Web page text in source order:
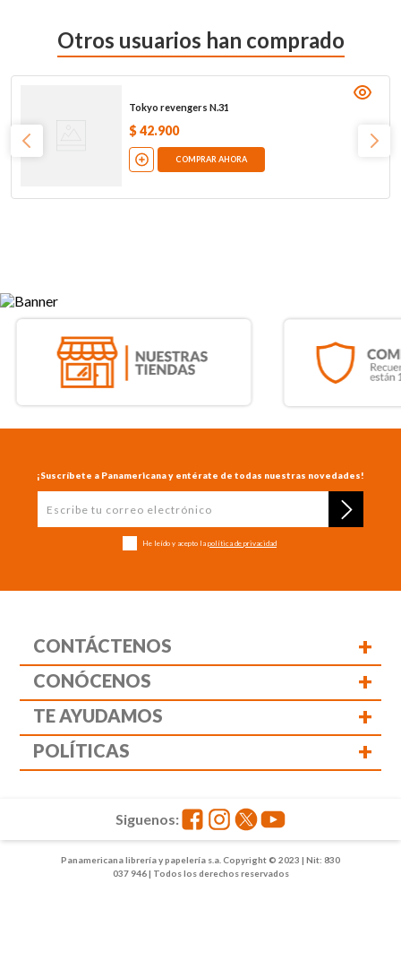
Otros usuarios han comprado
Tokyo revengers N.31
$ 42.900
COMPRAR AHORA
¡Suscríbete a Panamericana y entérate de todas nuestras novedades!
He leído y acepto la política de privacidad
CONTÁCTENOS +
CONÓCENOS +
TE AYUDAMOS +
POLÍTICAS +
Panamericana librería y papelería s.a. Copyright © 2023 | Nit: 830
037 946 | Todos los derechos reservados
Siguenos: